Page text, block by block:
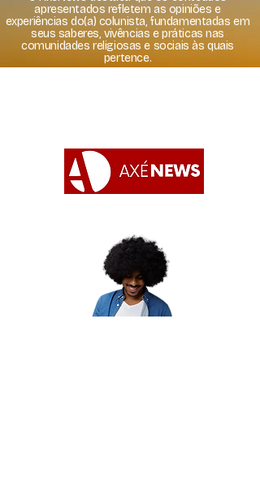
apresentados refletem as opiniões e
experiências do(a) colunista, fundamentadas em
seus saberes, vivências e práticas nas
comunidades religiosas e sociais às quais
pertence.